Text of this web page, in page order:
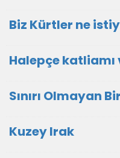
Biz Kürtler ne
Halepçe katliamı
Sınırı Olmayan
Kuzey Irak